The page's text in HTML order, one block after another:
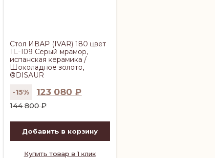
Стол ИВАР (IVAR) 180 цвет
TL-109 Серый мрамор,
испанская керамика /
Шоколадное золото,
®DISAUR
144 800₽
Первоначальная
составляла
144
800 ₽.
123 080 ₽
Текущая
123
080 ₽.
-15%
Добавить в корзину
Купить товар в 1 клик